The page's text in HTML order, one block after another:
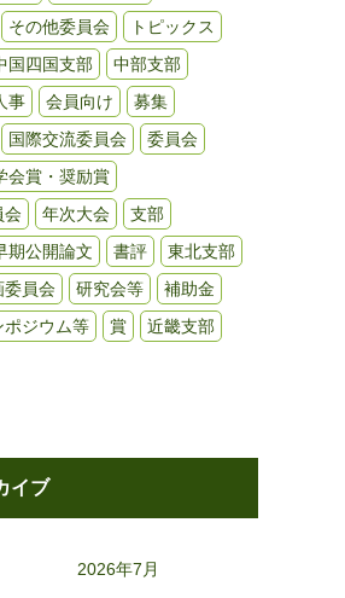
その他委員会
トピックス
国四国支部
中部支部
事 会員向け
募集
国際交流委員会
委員会
会賞・奨励賞
会
年次大会
支部
期公開論文 書評
東北支部
委員会
研究会等
補助金
ポジウム等
賞
近畿支部
イブ
2026年7月